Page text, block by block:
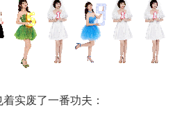
实废了一番功夫：